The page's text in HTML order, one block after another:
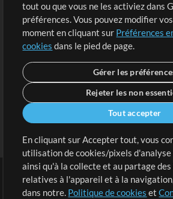
Sessions
Soumettre votre contenu
Listes de lecture
Conférence MT
tout ou que vous ne les activiez dans
préférences. Vous pouvez modifier
moment en cliquant sur Préférences
cookies dans le pied de page.
Gérer les
Rejeter les non
Tout accepter
En cliquant sur Accepter tout, vous
utilisation de cookies/pixels
ainsi qu'à la collecte et au partage
relatives à l'appareil et à la
dans notre. Politique de cookies et